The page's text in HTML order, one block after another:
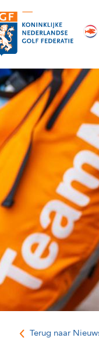
Contact
Pers en media
Medewerkers
Organisatie
Vacatures
Strategie,
Partners van de
Informatie over
NGF-
Topgolf
De NGF-
Golf in
Onze historie
Vrijwilligers
Terug naar